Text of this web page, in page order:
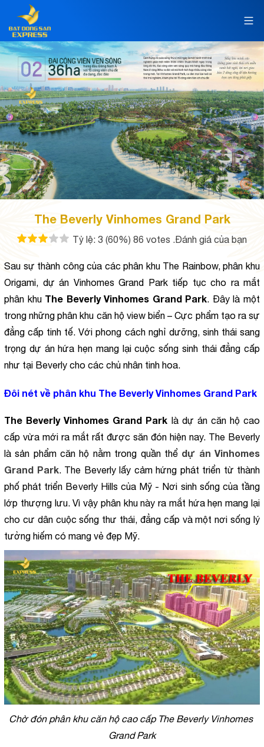
The Beverly Vinhomes Grand Park
Tỷ lệ: 3 (60%) 86 votes .Đánh giá của bạn
Sau sự thành công của các phân khu The Rainbow, phân khu
Origami, dự án Vinhomes Grand Park tiếp tục cho ra mắt
phân khu The Beverly Vinhomes Grand Park. Đây là một
trong những phân khu căn hộ view biển – Cực phẩm tạo ra sự
đẳng cấp tinh tế. Với phong cách nghỉ dưỡng, sinh thái sang
trọng dự án hứa hẹn mang lại cuộc sống sinh thái đẳng cấp
như tại Beverly cho các chủ nhân tinh hoa.
Đôi nét về phân khu The Beverly Vinhomes Grand Park
The Beverly Vinhomes Grand Park là dự án căn hộ cao
cấp vừa mới ra mắt rất được săn đón hiện nay. The Beverly
là sản phẩm căn hộ nằm trong quần thể dự án Vinhomes
Grand Park. The Beverly lấy cảm hứng phát triển từ thành
phố phát triển Beverly Hills của Mỹ - Nơi sinh sống của tầng
lớp thượng lưu. Vì vậy phân khu này ra mắt hứa hẹn mang lại
cho cư dân cuộc sống thư thái, đẳng cấp và một nơi sống lý
tưởng hiếm có mang vẻ đẹp Mỹ.
Chờ đón phân khu căn hộ cao cấp The Beverly Vinhomes
Grand Park